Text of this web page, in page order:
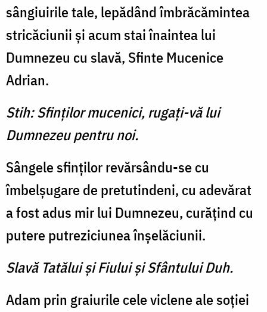
sângiuirile tale, lepădând îmbrăcămintea
stricăciunii şi acum stai înaintea lui
Dumnezeu cu slavă, Sfinte Mucenice
Adrian.
Stih: Sfinţilor mucenici, rugaţi-vă lui
Dumnezeu pentru noi.
Sângele sfinţilor revărsându-se cu
îmbelşugare de pretutindeni, cu adevărat
a fost adus mir lui Dumnezeu, curăţind cu
putere putreziciunea înşelăciunii.
Slavă Tatălui şi Fiului şi Sfântului Duh.
Adam prin graiurile cele viclene ale soţiei